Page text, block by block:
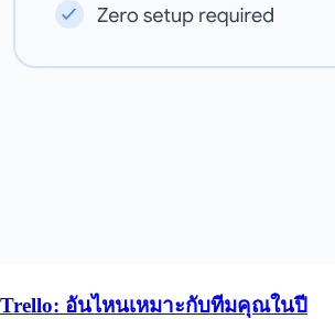
Trello: อันไหนเหมาะกับทีมคุณในปี